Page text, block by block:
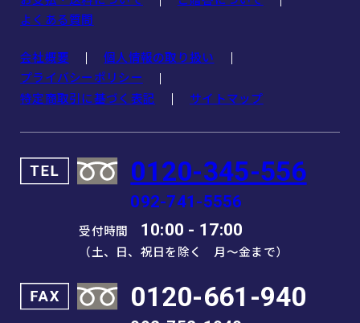
よくある質問
会社概要
個人情報の取り扱い
プライバシーポリシー
特定商取引に基づく表記
サイトマップ
0120-345-556
092-741-5556
受付時間 10:00 - 17:00
（土、日、祝日を除く 月～金まで）
0120-661-940